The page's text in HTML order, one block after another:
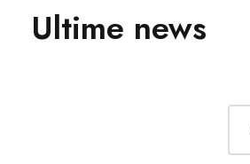
Ultime news